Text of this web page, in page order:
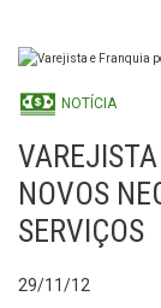
NOTÍCIA
NOVOS
SERVIÇOS
29/11/12